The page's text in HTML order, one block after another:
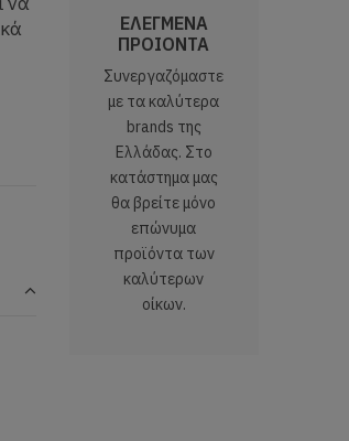
ΕΛΕΓΜΕΝΑ
ΠΡΟΙΟΝΤΑ
Συνεργαζόμαστε
με τα καλύτερα
brands της
Ελλάδας. Στο
κατάστημα μας
θα βρείτε μόνο
επώνυμα
προϊόντα των
καλύτερων
οίκων.